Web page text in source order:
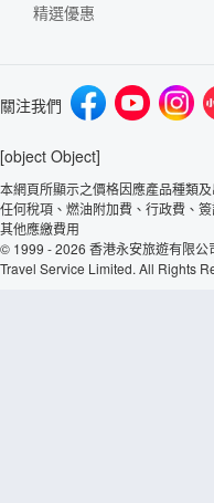
精選優惠
關注我們
[object Object]
本網頁所顯示之價格因應產品種類
任何稅項、燃油附加費、行政費、
其他應繳費用
© 1999 - 2026 香港永安旅遊有限公
Travel Service Limited. All Rights